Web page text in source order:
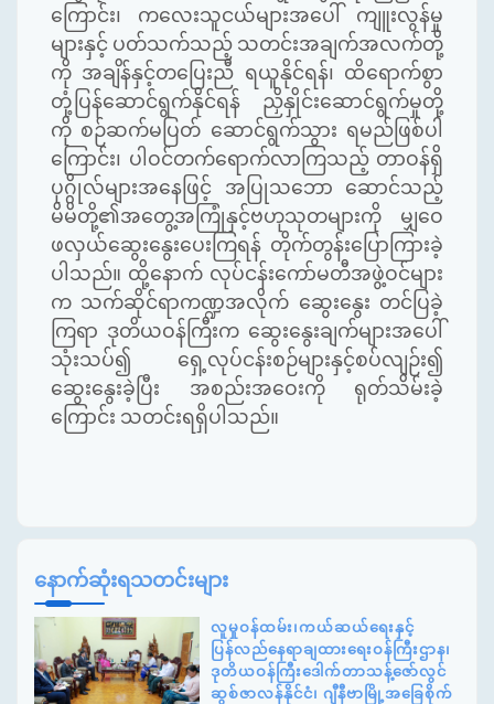
ကြောင်း၊
ကလေးသူငယ်များအပေါ်
ကျူးလွန်မှု
များနှင့် ပတ်သက်သည့် သတင်းအချက်အလက်တို့
ကို အချိန်နှင့်တပြေးညီ ရယူနိုင်ရန်၊
ထိရောက်စွာ
တုံ့ပြန်ဆောင်ရွက်နိုင်ရန်
ညှိနှိုင်းဆောင်ရွက်မှုတို့
ကို စဉ်ဆက်မပြတ် ဆောင်ရွက်သွား ရမည်ဖြစ်ပါ
ကြောင်း၊ ပါဝင်တက်ရောက်လာကြသည့် တာဝန်ရှိ
ပုဂ္ဂိုလ်များအနေဖြင့်
အပြုသဘော
ဆောင်သည့်
မိမိတို့၏အတွေ့အကြုံနှင့်ဗဟုသုတများကို
မျှဝေ
ဖလှယ်ဆွေးနွေးပေးကြရန် တိုက်တွန်းပြောကြားခဲ့
ပါသည်။ ထို့နောက် လုပ်ငန်းကော်မတီအဖွဲ့ဝင်များ
က သက်ဆိုင်ရာကဏ္ဍအလိုက် ဆွေးနွေး တင်ပြခဲ့
ကြရာ ဒုတိယဝန်ကြီးက ဆွေးနွေးချက်များအပေါ်
သုံးသပ်၍
ရှေ့လုပ်ငန်းစဉ်များနှင့်စပ်လျဉ်း၍
ဆွေးနွေးခဲ့ပြီး
အစည်းအဝေးကို
ရုတ်သိမ်းခဲ့
ကြောင်း သတင်းရရှိပါသည်။
နောက်ဆုံးရသတင်းများ
လူမှုဝန်ထမ်း၊ကယ်ဆယ်ရေးနှင့်
ပြန်လည်နေရာချထားရေးဝန်ကြီးဌာန၊
ဒုတိယဝန်ကြီးဒေါက်တာသန့်ဇော်လွင်
ဆွစ်ဇာလန်နိုင်ငံ၊ ဂျီနီဗာမြို့အခြေစိုက်